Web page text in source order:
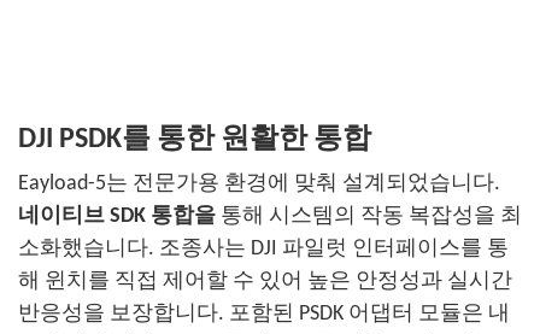
DJI PSDK를 통한 원활한 통합
Eayload-5는 전문가용 환경에 맞춰 설계되었습니다.
네이티브 SDK 통합을 통해 시스템의 작동 복잡성을 최
소화했습니다. 조종사는 DJI 파일럿 인터페이스를 통
해 윈치를 직접 제어할 수 있어 높은 안정성과 실시간
반응성을 보장합니다. 포함된 PSDK 어댑터 모듈은 내